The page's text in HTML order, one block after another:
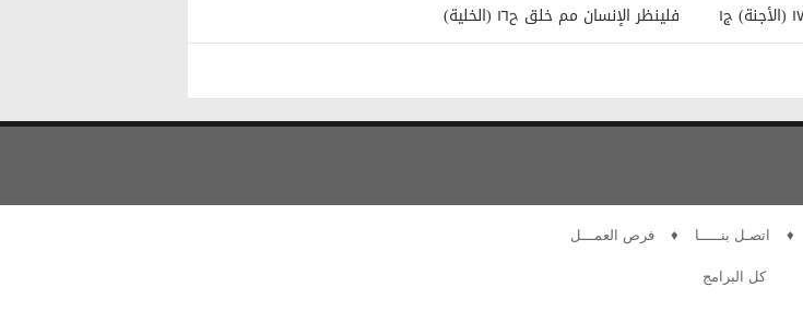
فلينظر الإنسان مم خلق ح١٦ (الخلية)
♦ اتصـل بنـــــا ♦ فرص العمـــل
كل البرامج